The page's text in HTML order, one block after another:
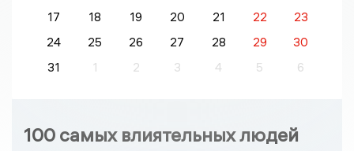
17
18 19 20 21 22
23
24
25 26 27 28 29
30
31
1 2 3 4 5 6
100 самых влиятельных людей